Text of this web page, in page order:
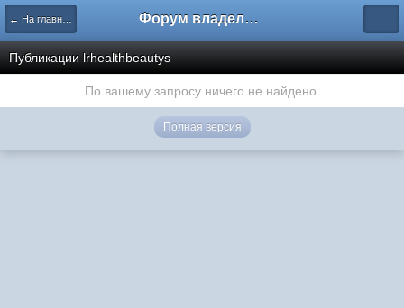
← На главную Форум владельцев интернет-магазинов
Публикации lrhealthbeautys
По вашему запросу ничего не найдено.
Полная версия